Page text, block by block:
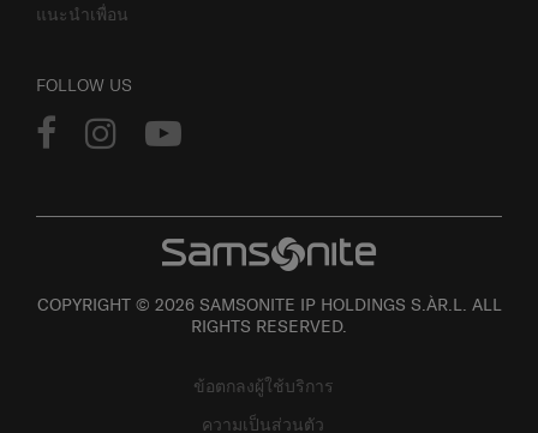
แนะนำเพื่อน
FOLLOW US
COPYRIGHT © 2026 SAMSONITE IP HOLDINGS S.ÀR.L. ALL
RIGHTS RESERVED.
ข้อตกลงผู้ใช้บริการ
ความเป็นส่วนตัว